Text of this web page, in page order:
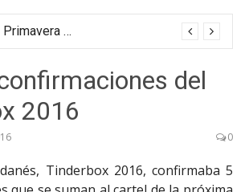
Crónica del Primavera Sound Porto 2026
del
2016
0
Tinderbox 2016, confirmaba 5